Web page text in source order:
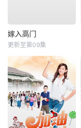
嫁入高门
更新至第09集